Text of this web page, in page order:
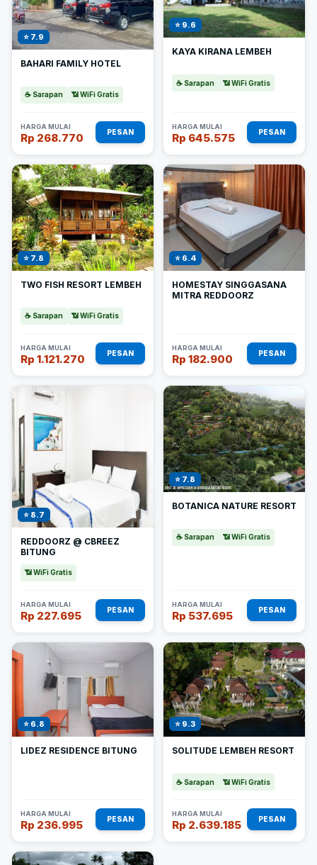
⭐ 7.9
BAHARI FAMILY HOTEL
☕ Sarapan 📶 WiFi Gratis
HARGA MULAI
Rp 268.770 PESAN
⭐ 9.6
KAYA KIRANA LEMBEH
☕ Sarapan 📶 WiFi Gratis
HARGA MULAI
Rp 645.575 PESAN
⭐ 7.8
TWO FISH RESORT LEMBEH
☕ Sarapan 📶 WiFi Gratis
HARGA MULAI
Rp 1.121.270 PESAN
⭐ 6.4
HOMESTAY SINGGASANA
MITRA REDDOORZ
HARGA MULAI
Rp 182.900 PESAN
⭐ 8.7
REDDOORZ @ CBREEZ
BITUNG
📶 WiFi Gratis
HARGA MULAI
Rp 227.695 PESAN
⭐ 7.8
BOTANICA NATURE RESORT
☕ Sarapan 📶 WiFi Gratis
HARGA MULAI
Rp 537.695 PESAN
⭐ 6.8
LIDEZ RESIDENCE BITUNG
HARGA MULAI
Rp 236.995 PESAN
⭐ 9.3
SOLITUDE LEMBEH RESORT
☕ Sarapan 📶 WiFi Gratis
HARGA MULAI
Rp 2.639.185 PESAN